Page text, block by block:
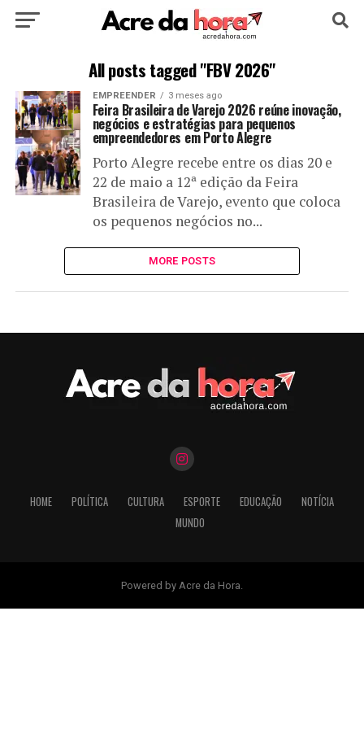
HOME POLÍTICA CULTURA ESPORTE
EDUCAÇÃO NOTÍCIA MUNDO
All posts tagged "FBV 2026"
EMPREENDER 3 meses ago
Feira Brasileira de Varejo 2026 reúne inovação,
negócios e estratégias para pequenos
empreendedores em Porto Alegre
Porto Alegre recebe entre os dias 20 e
22 de maio a 12ª edição da Feira
Brasileira de Varejo, evento que coloca
os pequenos negócios no...
MORE POSTS
HOME POLÍTICA CULTURA ESPORTE EDUCAÇÃO
NOTÍCIA
MUNDO
Powered by Acre da Hora.